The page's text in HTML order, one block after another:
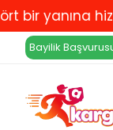
hizmet
Bayilik